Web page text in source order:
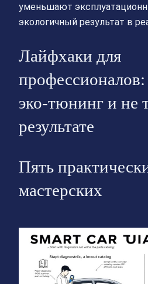
уменьшают
экологичный результат в
Лайфхаки для
профессионалов:
эко-тюнинг и не
результате
Пять
мастерских